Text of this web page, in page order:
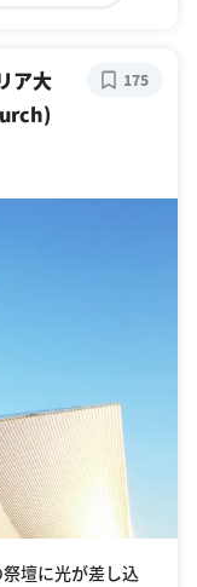
ア大
175
壇に光が差し込